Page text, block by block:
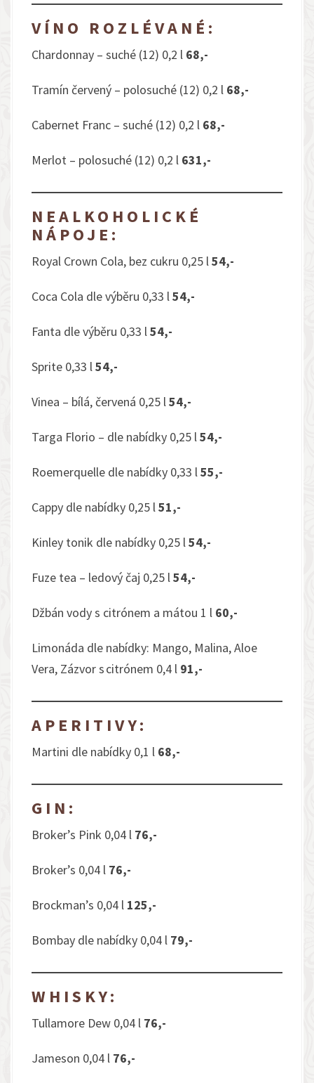
VÍNO ROZLÉVANÉ:
Chardonnay – suché (12) 0,2 l 68,-
Tramín červený – polosuché (12) 0,2 l 68,-
Cabernet Franc – suché (12) 0,2 l 68,-
Merlot – polosuché (12) 0,2 l 631,-
NEALKOHOLICKÉ
NÁPOJE:
Royal Crown Cola, bez cukru 0,25 l54,-
Coca Cola dle výběru 0,33 l54,-
Fanta dle výběru 0,33 l54,-
Sprite 0,33 l54,-
Vinea – bílá, červená 0,25 l54,-
Targa Florio – dle nabídky 0,25 l54,-
Roemerquelle dle nabídky 0,33 l55,-
Cappy dle nabídky 0,25 l51,-
Kinley tonik dle nabídky 0,25 l54,-
Fuze tea – ledový čaj 0,25 l54,-
Džbán vody s citrónem a mátou 1 l 60,-
Limonáda dle nabídky: Mango, Malina, Aloe
Vera, Zázvor s citrónem 0,4 l 91,-
APERITIVY:
Martini dle nabídky 0,1 l 68,-
GIN:
Broker’s Pink 0,04 l 76,-
Broker’s 0,04 l 76,-
Brockman’s 0,04 l 125,-
Bombay dle nabídky 0,04 l 79,-
WHISKY:
Tullamore Dew 0,04 l 76,-
Jameson 0,04 l 76,-